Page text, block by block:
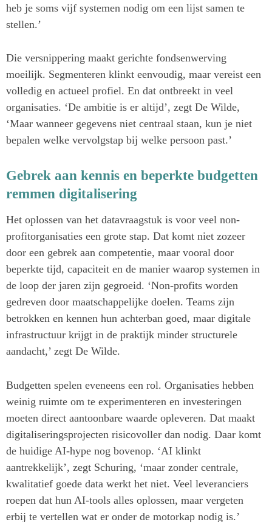
heb je soms vijf systemen nodig om een lijst samen te
stellen.’
Die versnippering maakt gerichte fondsenwerving
moeilijk. Segmenteren klinkt eenvoudig, maar vereist een
volledig en actueel profiel. En dat ontbreekt in veel
organisaties. ‘De ambitie is er altijd’, zegt De Wilde,
‘Maar wanneer gegevens niet centraal staan, kun je niet
bepalen welke vervolgstap bij welke persoon past.’
Gebrek aan kennis en beperkte budgetten
remmen digitalisering
Het oplossen van het datavraagstuk is voor veel non-
profitorganisaties een grote stap. Dat komt niet zozeer
door een gebrek aan competentie, maar vooral door
beperkte tijd, capaciteit en de manier waarop systemen in
de loop der jaren zijn gegroeid. ‘Non-profits worden
gedreven door maatschappelijke doelen. Teams zijn
betrokken en kennen hun achterban goed, maar digitale
infrastructuur krijgt in de praktijk minder structurele
aandacht,’ zegt De Wilde.
Budgetten spelen eveneens een rol. Organisaties hebben
weinig ruimte om te experimenteren en investeringen
moeten direct aantoonbare waarde opleveren. Dat maakt
digitaliseringsprojecten risicovoller dan nodig. Daar komt
de huidige AI-hype nog bovenop. ‘AI klinkt
aantrekkelijk’, zegt Schuring, ‘maar zonder centrale,
kwalitatief goede data werkt het niet. Veel leveranciers
roepen dat hun AI-tools alles oplossen, maar vergeten
erbij te vertellen wat er onder de motorkap nodig is.’